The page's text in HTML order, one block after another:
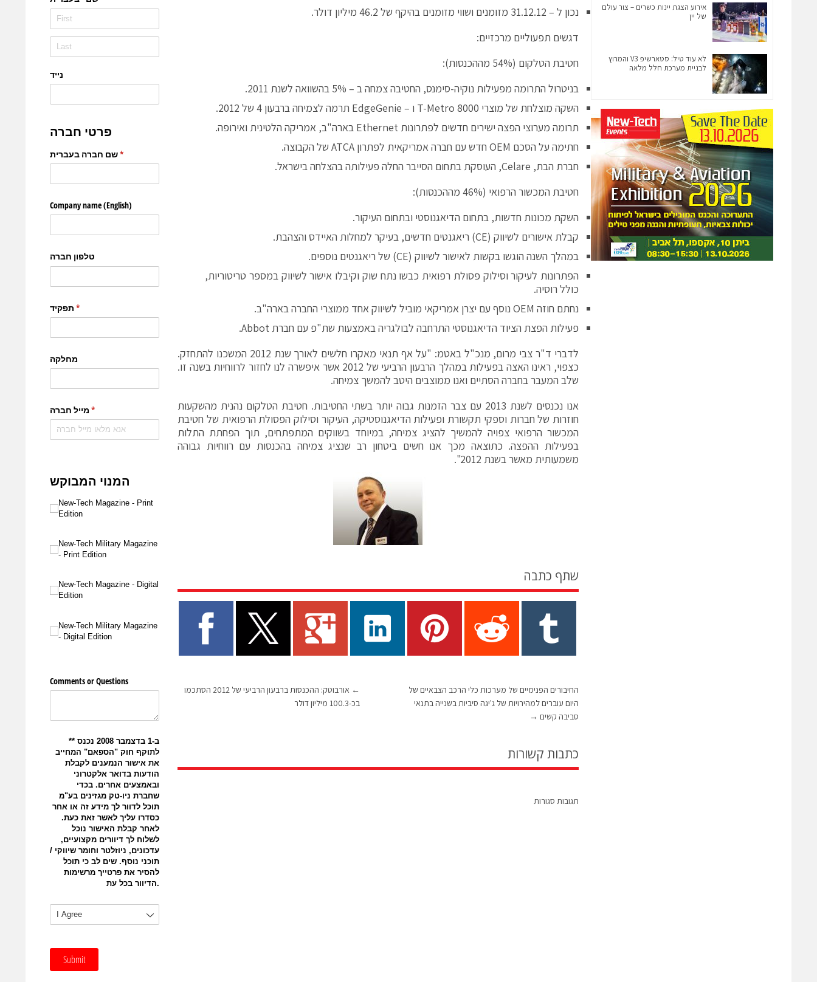
נכון ל – 31.12.12 מזומנים ושווי מזומנים בהיקף של 46.2 מיליון דולר.
דגשים תפעוליים מרכזיים:
חטיבת הטלקום (54% מההכנסות):
בניטרול התרומה מפעילות נוקיה-סימנס, החטיבה צמחה ב – 5% בהשוואה לשנת 2011.
השקה מוצלחת של מוצרי T-Metro 8000 ו – EdgeGenie תרמה לצמיחה ברבעון 4 של 2012.
תרומה מערוצי הפצה ישירים חדשים לפתרונות Ethernet בארה"ב, אמריקה הלטינית ואירופה.
חתימה על הסכם OEM חדש עם חברה אמריקאית לפתרון ATCA של הקבוצה.
חברת הבת, Celare, העוסקת בתחום הסייבר החלה פעילותה בהצלחה בישראל.
חטיבת המכשור הרפואי (46% מההכנסות):
השקת מכונות חדשות, בתחום הדיאגנוסטי ובתחום העיקור.
קבלת אישורים לשיווק (CE) ריאגנטים חדשים, בעיקר למחלות האיידס והצהבת.
במהלך השנה הוגשו בקשות לאישור לשיווק (CE) של ריאגנטים נוספים.
הפתרונות לעיקור וסילוק פסולת רפואית כבשו נתח שוק וקיבלו אישור לשיווק במספר טריטוריות,
כולל רוסיה.
נחתם חוזה OEM נוסף עם יצרן אמריקאי מוביל לשיווק אחד ממוצרי החברה בארה"ב.
פעילות הפצת הציוד הדיאגנוסטי התרחבה לבולגריה באמצעות שת"פ עם חברת Abbot.
לדברי ד"ר צבי מרום, מנכ"ל באטמ: "על אף תנאי מאקרו חלשים לאורך שנת 2012 המשכנו להתחזק.
כצפוי, ראינו האצה בפעילות במהלך הרבעון הרביעי של 2012 אשר איפשרה לנו לחזור לרווחיות בשנה זו.
שלב המעבר בחברה הסתיים ואנו ממוצבים היטב להמשך צמיחה.
אנו נכנסים לשנת 2013 עם צבר הזמנות גבוה יותר בשתי החטיבות. חטיבת הטלקום נהנית מהשקעות
חוזרות של חברות וספקי תקשורת ופעילות הדיאגנוסטיקה, העיקור וסילוק הפסולת הרפואית של חטיבת
המכשור הרפואי צפויה להמשיך להציג צמיחה, במיוחד בשווקים המתפתחים, תוך הפחתת התלות
בפעילות ההפצה. כתוצאה מכך אנו חשים ביטחון רב שנציג צמיחה בהכנסות עם רווחיות גבוהה
משמעותית מאשר בשנת 2012".
שתף כתבה
←
אורבוטק: ההכנסות ברבעון הרביעי של 2012 הסתכמו
בכ-100.3 מיליון דולר
החיבורים הפנימיים של מערכות כלי הרכב הצבאיים של
היום עוברים למהירויות של ג'יגה סיביות בשנייה בתנאי
סביבה קשים →
כתבות קשורות
תגובות סגורות
אירוע הצגת יינות כשרים – צור עולם
של יין
לא עוד טיל: סטארשיפ V3 והמרוץ
לבניית מערכת חלל מלאה